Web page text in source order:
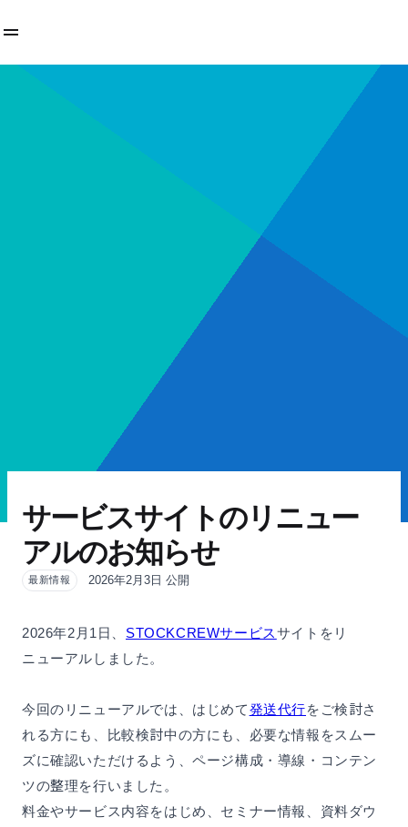
サービスサイトのリニュー
アルのお知らせ
最新情報 2026年2月3日 公開
2026年2月1日、 STOCKCREWサービスサイトをリ
ニューアルしました。
今回のリニューアルでは、はじめて発送代行をご検討さ
れる方にも、比較検討中の方にも、必要な情報をスムー
ズに確認いただけるよう、ページ構成・導線・コンテン
ツの整理を行いました。
料金やサービス内容をはじめ、セミナー情報、資料ダウ